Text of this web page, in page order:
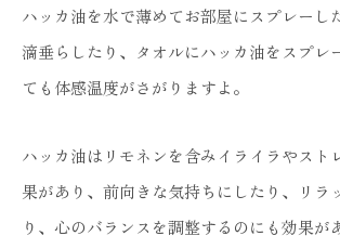
ハッカ油を水で薄めてお部屋にスプレーし
滴垂らしたり、タオルにハッカ油をスプレ
ても体感温度がさがりますよ。
ハッカ油はリモネンを含みイライラやスト
果があり、前向きな気持ちにしたり、リラ
り、心のバランスを調整するのにも効果が